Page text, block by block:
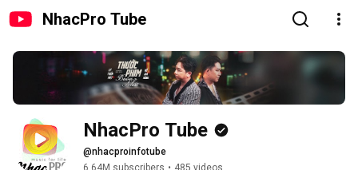
NhacPro Tube
NhacPro Tube
@nhacproinfotube
6.64M subscribers • 485 videos